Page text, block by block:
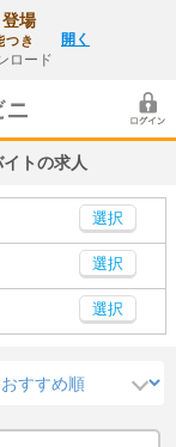
場
つき
ロード
開く
トの求人
選択
選択